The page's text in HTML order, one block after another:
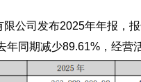
公司发布2025年年报，
年同期减少89.61%，经